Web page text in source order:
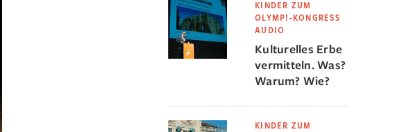
KINDER ZUM
OLYMP!-KONGRESS
AUDIO
Kulturelles Erbe
vermitteln. Was?
Warum? Wie?
KINDER ZUM